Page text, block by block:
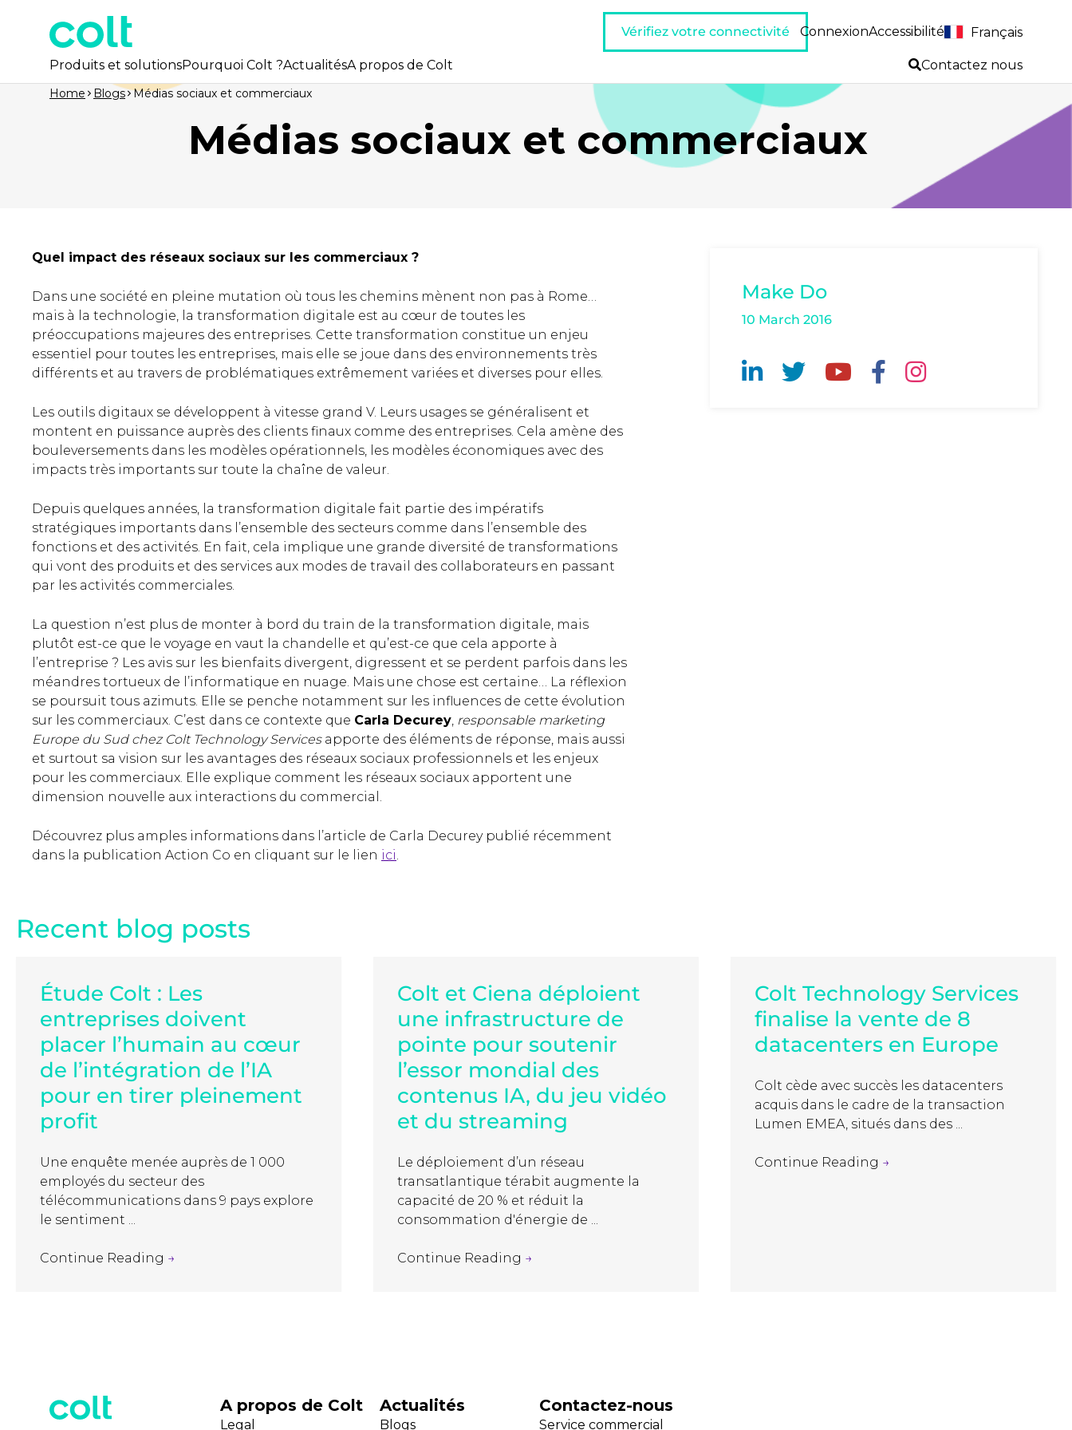
Produits et solutionsPourquoi Colt ?ActualitésA propos de Colt
Vérifiez votre connectivité ConnexionAccessibilité Français
Contactez nous
Médias sociaux et commerciaux
Home Blogs Médias sociaux et commerciaux
Quel impact des réseaux sociaux sur les commerciaux ?
Dans une société en pleine mutation où tous les chemins mènent non pas à Rome…
mais à la technologie, la transformation digitale est au cœur de toutes les
préoccupations majeures des entreprises. Cette transformation constitue un enjeu
essentiel pour toutes les entreprises, mais elle se joue dans des environnements très
différents et au travers de problématiques extrêmement variées et diverses pour elles.
Les outils digitaux se développent à vitesse grand V. Leurs usages se généralisent et
montent en puissance auprès des clients finaux comme des entreprises. Cela amène des
bouleversements dans les modèles opérationnels, les modèles économiques avec des
impacts très importants sur toute la chaîne de valeur.
Depuis quelques années, la transformation digitale fait partie des impératifs
stratégiques importants dans l’ensemble des secteurs comme dans l’ensemble des
fonctions et des activités. En fait, cela implique une grande diversité de transformations
qui vont des produits et des services aux modes de travail des collaborateurs en passant
par les activités commerciales.
La question n’est plus de monter à bord du train de la transformation digitale, mais
plutôt est-ce que le voyage en vaut la chandelle et qu’est-ce que cela apporte à
l’entreprise ? Les avis sur les bienfaits divergent, digressent et se perdent parfois dans les
méandres tortueux de l’informatique en nuage. Mais une chose est certaine… La réflexion
se poursuit tous azimuts. Elle se penche notamment sur les influences de cette évolution
sur les commerciaux. C’est dans ce contexte que Carla Decurey, responsable marketing
Europe du Sud chez Colt Technology Servicesapporte des éléments de réponse, mais aussi
et surtout sa vision sur les avantages des réseaux sociaux professionnels et les enjeux
pour les commerciaux. Elle explique comment les réseaux sociaux apportent une
dimension nouvelle aux interactions du commercial.
Découvrez plus amples informations dans l’article de Carla Decurey publié récemment
dans la publication Action Co en cliquant sur le lien ici.
Make Do
10 March 2016
Recent blog posts
Étude Colt : Les
entreprises doivent
placer l’humain au cœur
de l’intégration de l’IA
pour en tirer pleinement
profit
Une enquête menée auprès de 1 000
employés du secteur des
télécommunications dans 9 pays explore
le sentiment ...
Continue Reading →
Colt et Ciena déploient
une infrastructure de
pointe pour soutenir
l’essor mondial des
contenus IA, du jeu vidéo
et du streaming
Le déploiement d’un réseau
transatlantique térabit augmente la
capacité de 20 % et réduit la
consommation d'énergie de ...
Continue Reading →
Colt Technology Services
finalise la vente de 8
datacenters en Europe
Colt cède avec succès les datacenters
acquis dans le cadre de la transaction
Lumen EMEA, situés dans des ...
Continue Reading →
A propos de Colt
Legal
Actualités
Blogs
Contactez-nous
Service commercial